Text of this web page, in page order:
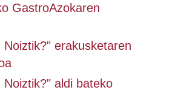
GastroAzokaren
Noiztik?" erakusketaren
Noiztik?" aldi bateko